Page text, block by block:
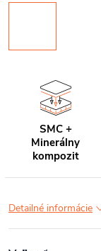
SMC +
Minerálny
kompozit
Detailné informácie